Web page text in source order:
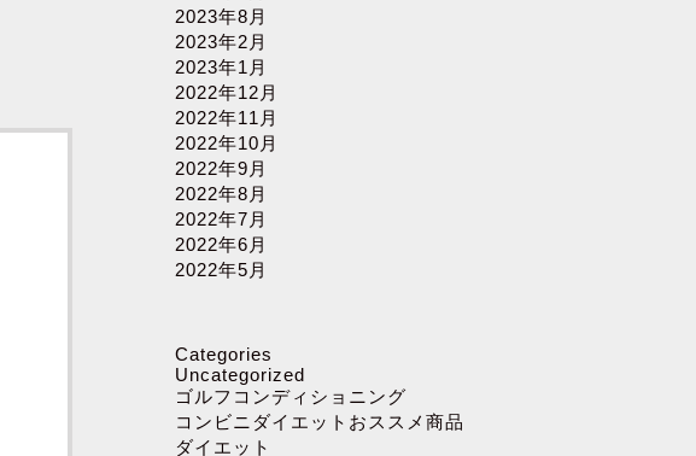
2023年8月
2023年2月
2023年1月
2022年12月
2022年11月
2022年10月
2022年9月
2022年8月
2022年7月
2022年6月
2022年5月
Categories
Uncategorized
ゴルフコンディショニング
コンビニダイエットおススメ商品
ダイエット